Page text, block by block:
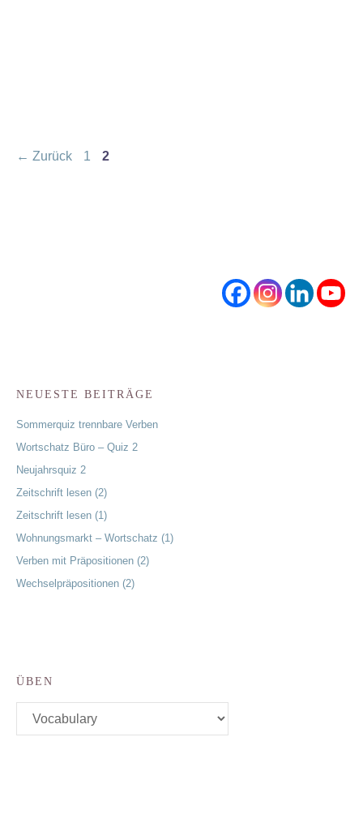
← Zurück Seite
1 Seite
2
NEUESTE BEITRÄGE
Sommerquiz trennbare Verben
Wortschatz Büro – Quiz 2
Neujahrsquiz 2
Zeitschrift lesen (2)
Zeitschrift lesen (1)
Wohnungsmarkt – Wortschatz (1)
Verben mit Präpositionen (2)
Wechselpräpositionen (2)
ÜBEN